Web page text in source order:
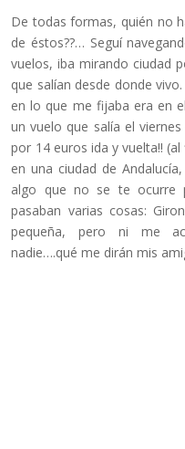
De todas formas, quién no
de éstos??… Seguí
vuelos, iba mirando ciudad
que salían desde donde
en lo que me fijaba era en
un vuelo que salía el
por 14 euros ida y vuelta!!
en una ciudad de
algo que no se te ocurre
pasaban varias cosas:
pequeña, pero ni me
nadie….qué me dirán mis